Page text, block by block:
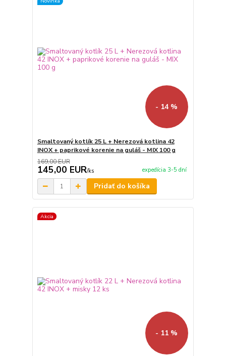
- 14 %
Smaltovaný kotlík 25 L + Nerezová kotlina 42
INOX + paprikové korenie na guláš - MIX 100 g
169,00 EUR
145,00 EUR/ks expedícia 3-5 dní
Pridať do košíka
Akcia
- 11 %